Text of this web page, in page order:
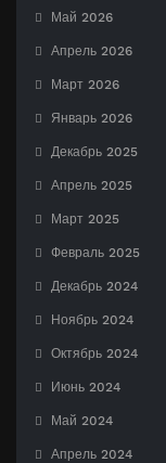
Май 2026
Апрель 2026
Март 2026
Январь 2026
Декабрь 2025
Апрель 2025
Март 2025
Февраль 2025
Декабрь 2024
Ноябрь 2024
Октябрь 2024
Июнь 2024
Май 2024
Апрель 2024